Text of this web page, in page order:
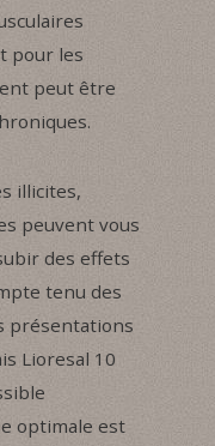
pour les
peut être
illicites,
peuvent vous
des effets
tenu des
présentations
Lioresal 10
optimale est